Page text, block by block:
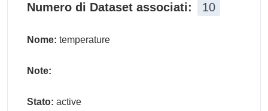
Numero di Dataset associati: 10
Nome: temperature
Note:
Stato: active